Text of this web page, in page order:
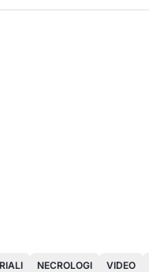
NECROLOGI VIDEO